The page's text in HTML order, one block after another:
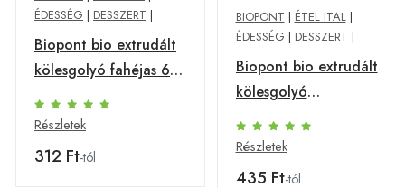
ÉDESSÉG | DESSZERT |
Biopont bio extrudált
kölesgolyó fahéjas 60
g
Részletek
312 Ft-tól
BIOPONT | ÉTEL ITAL|
ÉDESSÉG | DESSZERT |
Biopont bio extrudált
kölesgolyó
földimogyorós 75 g
Részletek
435 Ft-tól